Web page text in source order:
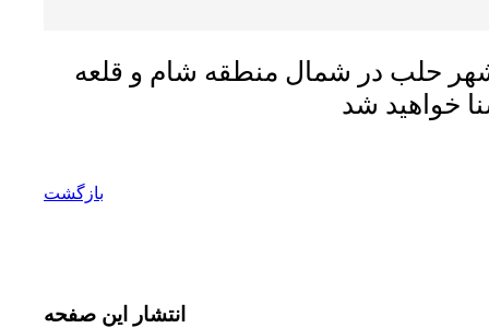
شهر حلب در شمال منطقه شام و قلعه
بازگشت
انتشار این صفحه